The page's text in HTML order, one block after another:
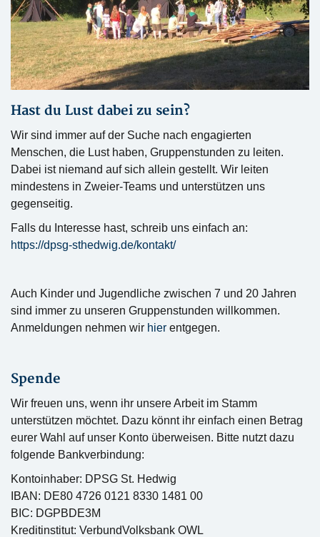
Hast du Lust dabei zu sein?
Wir sind immer auf der Suche nach engagierten
Menschen, die Lust haben, Gruppenstunden zu leiten.
Dabei ist niemand auf sich allein gestellt. Wir leiten
mindestens in Zweier-Teams und unterstützen uns
gegenseitig.
Falls du Interesse hast, schreib uns einfach an:
https://dpsg-sthedwig.de/kontakt/
Auch Kinder und Jugendliche zwischen 7 und 20 Jahren
sind immer zu unseren Gruppenstunden willkommen.
Anmeldungen nehmen wir hier entgegen.
Spende
Wir freuen uns, wenn ihr unsere Arbeit im Stamm
unterstützen möchtet. Dazu könnt ihr einfach einen Betrag
eurer Wahl auf unser Konto überweisen. Bitte nutzt dazu
folgende Bankverbindung:
Kontoinhaber: DPSG St. Hedwig
IBAN: DE80 4726 0121 8330 1481 00
BIC: DGPBDE3M
Kreditinstitut: VerbundVolksbank OWL